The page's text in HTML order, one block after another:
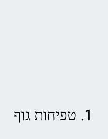
1. טפיחות גוף